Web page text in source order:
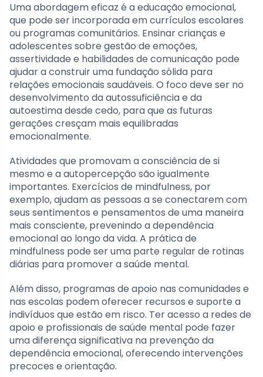
Uma abordagem eficaz é a educação emocional,
que pode ser incorporada em currículos escolares
ou programas comunitários. Ensinar crianças e
adolescentes sobre gestão de emoções,
assertividade e habilidades de comunicação pode
ajudar a construir uma fundação sólida para
relações emocionais saudáveis. O foco deve ser no
desenvolvimento da autossuficiência e da
autoestima desde cedo, para que as futuras
gerações cresçam mais equilibradas
emocionalmente.
Atividades que promovam a consciência de si
mesmo e a autopercepção são igualmente
importantes. Exercícios de mindfulness, por
exemplo, ajudam as pessoas a se conectarem com
seus sentimentos e pensamentos de uma maneira
mais consciente, prevenindo a dependência
emocional ao longo da vida. A prática de
mindfulness pode ser uma parte regular de rotinas
diárias para promover a saúde mental.
Além disso, programas de apoio nas comunidades e
nas escolas podem oferecer recursos e suporte a
indivíduos que estão em risco. Ter acesso a redes de
apoio e profissionais de saúde mental pode fazer
uma diferença significativa na prevenção da
dependência emocional, oferecendo intervenções
precoces e orientação.